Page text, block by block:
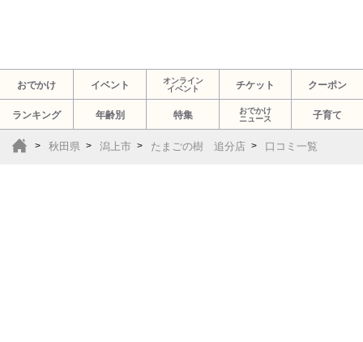
おでかけ イベント
オンライン
イベント
チケット クーポン
ランキング 年齢別 特集
おでかけ
ニュース
子育て
秋田県 潟上市 たまごの樹 追分店 口コミ一覧